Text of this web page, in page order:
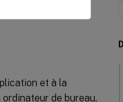
et à la
ordinateur de bureau,